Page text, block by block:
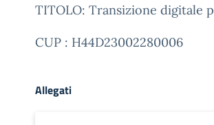
TITOLO: Transizione digitale
CUP : H44D23002280006
Allegati